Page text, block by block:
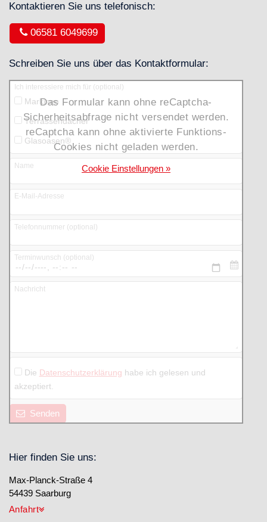
Kontaktieren Sie uns telefonisch:
06581 6049699
Schreiben Sie uns über das Kontaktformular:
Ich interessiere mich für (optional)
Markisen
Terrassendächer
Glasoasen®
Name
E-Mail-Adresse
Telefonnummer (optional)
Terminwunsch (optional)
Nachricht
Die Datenschutzerklärung habe ich gelesen und
akzeptiert.
Senden
Das Formular kann ohne reCaptcha-
Sicherheitsabfrage nicht versendet werden.
reCaptcha kann ohne aktivierte Funktions-
Cookies nicht geladen werden.
Cookie Einstellungen »
Hier finden Sie uns:
Max-Planck-Straße 4
54439 Saarburg
Anfahrt